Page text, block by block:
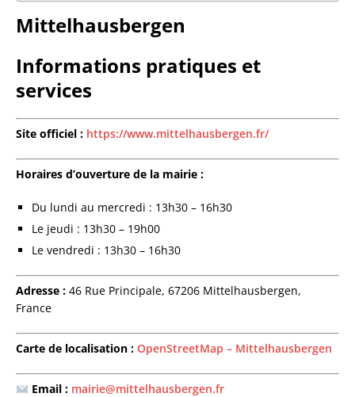
Mittelhausbergen
Informations pratiques et
services
Site officiel : https://www.mittelhausbergen.fr/
Horaires d’ouverture de la mairie :
Du lundi au mercredi : 13h30 – 16h30
Le jeudi : 13h30 – 19h00
Le vendredi : 13h30 – 16h30
Adresse : 46 Rue Principale, 67206 Mittelhausbergen,
France
Carte de localisation : OpenStreetMap – Mittelhausbergen
Email : mairie@mittelhausbergen.fr